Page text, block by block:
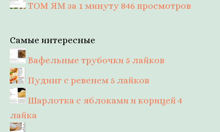
ТОМ ЯМ за 1 минуту 846 просмотров
Самые интересные
Вафельные трубочки 5 лайков
Пудинг с ревенем 5 лайков
Шарлотка с яблоками и корицей4
лайка